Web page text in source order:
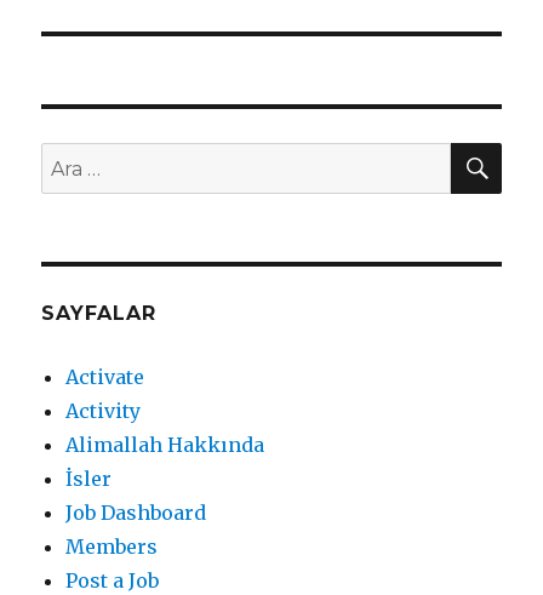
Ara:
SAYFALAR
Activate
Activity
Alimallah Hakkında
İsler
Job Dashboard
Members
Post a Job